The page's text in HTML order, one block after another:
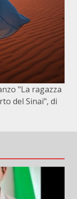
"La ragazza
del Sinai", di